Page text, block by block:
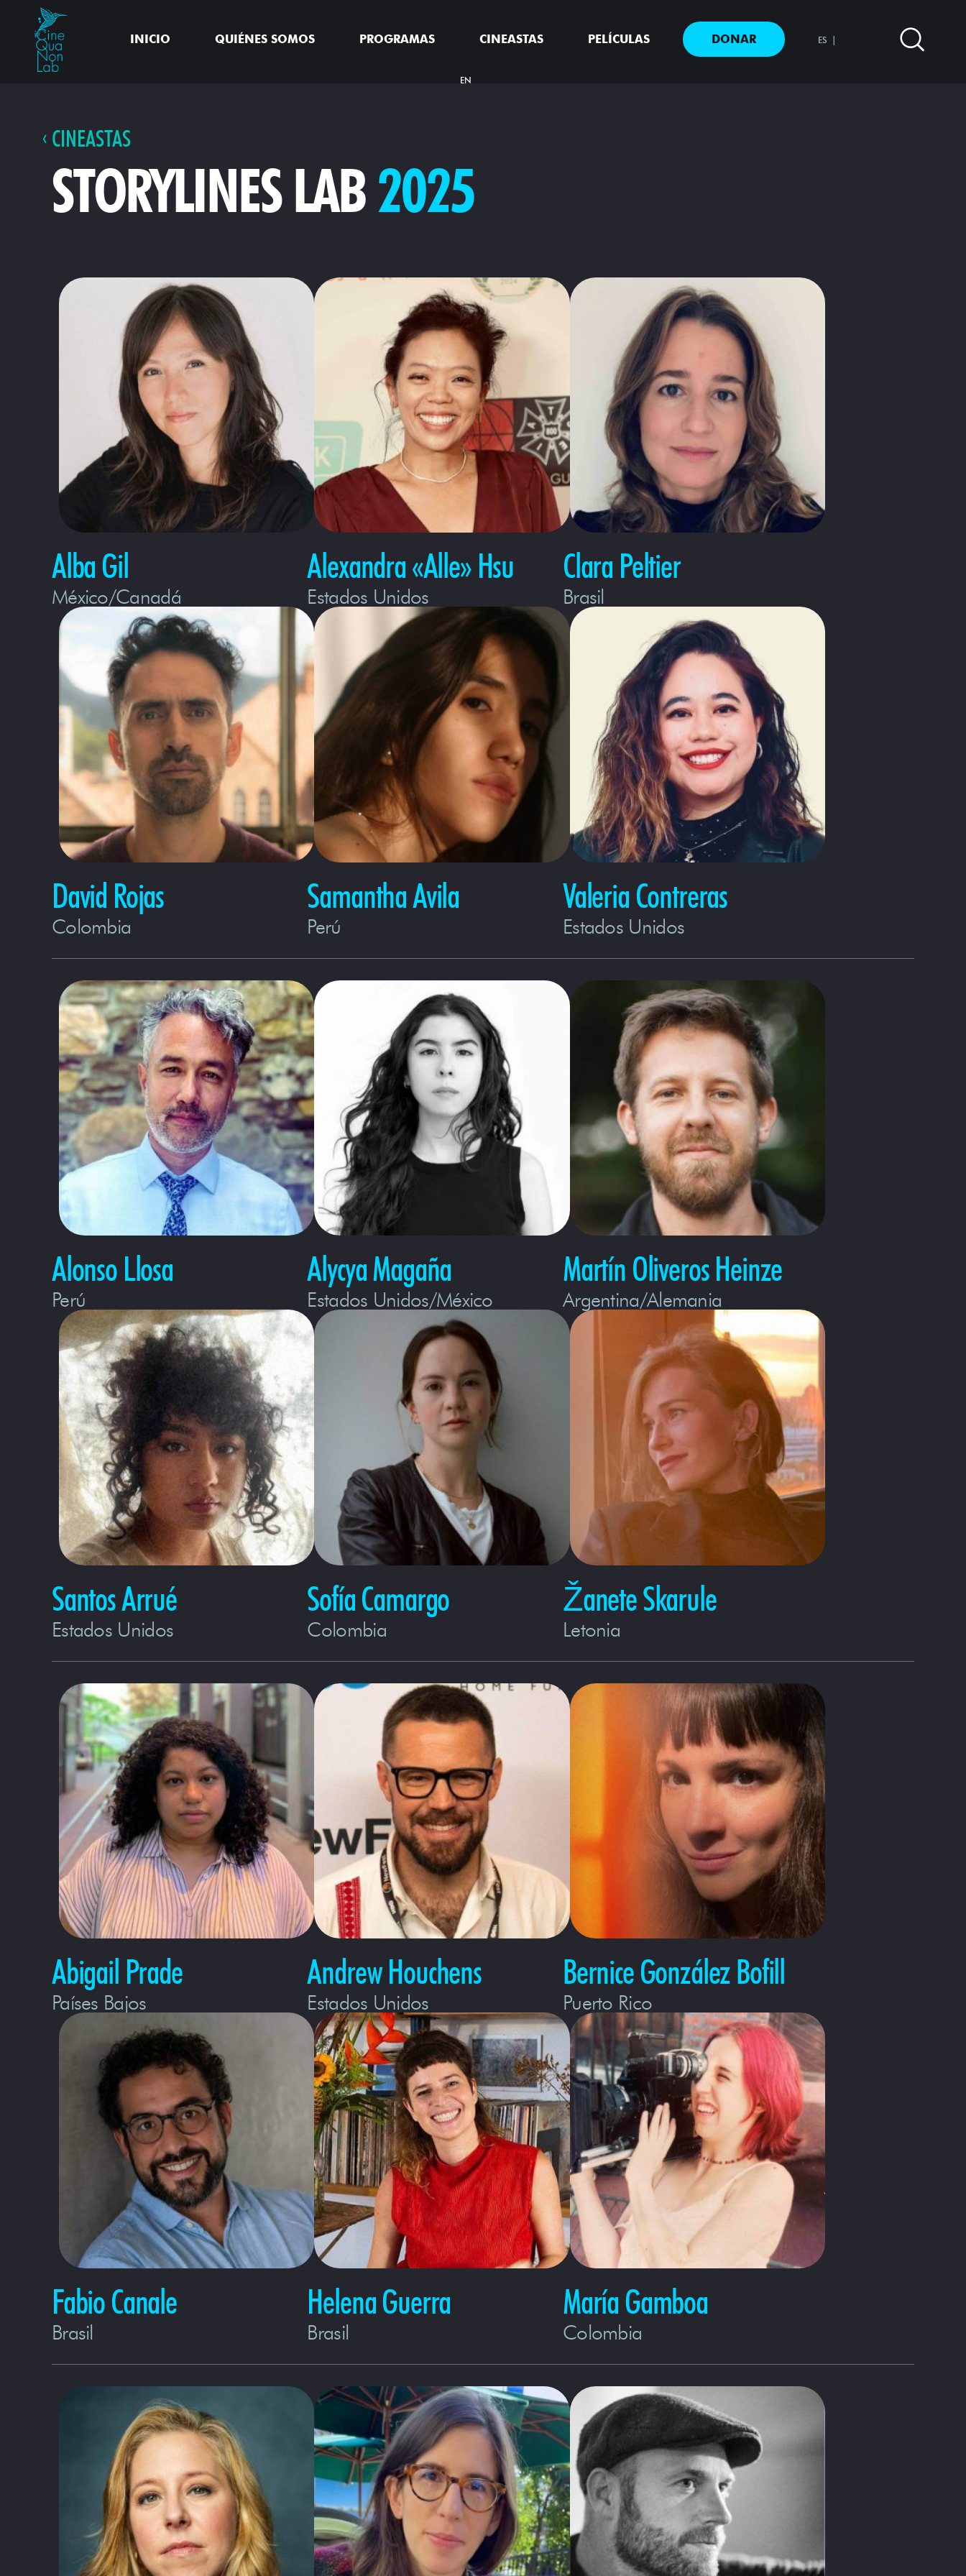
INICIO QUIÉNES SOMOS PROGRAMAS CINEASTAS PELÍCULAS DONAR ES
EN
CINEASTAS
STORYLINES LAB2025
Alba Gil
México/Canadá
Alexandra «Alle» Hsu
Estados Unidos
Clara Peltier
Brasil
David Rojas
Colombia
Samantha Avila
Perú
Valeria Contreras
Estados Unidos
Alonso Llosa
Perú
Alycya Magaña
Estados Unidos/México
Martín Oliveros Heinze
Argentina/Alemania
Santos Arrué
Estados Unidos
Sofía Camargo
Colombia
Žanete Skarule
Letonia
Abigail Prade
Países Bajos
Andrew Houchens
Estados Unidos
Bernice González Bofill
Puerto Rico
Fabio Canale
Brasil
Helena Guerra
Brasil
María Gamboa
Colombia